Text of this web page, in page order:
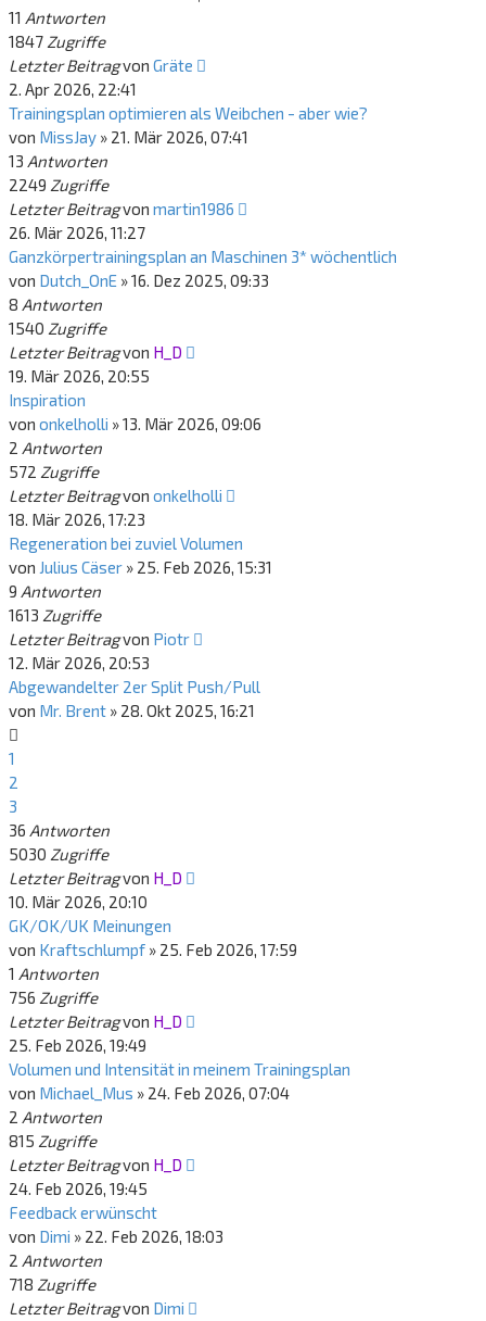
11 Antworten
1847 Zugriffe
Letzter Beitragvon Gräte
2. Apr 2026, 22:41
Trainingsplan optimieren als Weibchen - aber wie?
von MissJay » 21. Mär 2026, 07:41
13 Antworten
2249 Zugriffe
Letzter Beitragvon martin1986
26. Mär 2026, 11:27
Ganzkörpertrainingsplan an Maschinen 3* wöchentlich
von Dutch_OnE »16. Dez 2025, 09:33
8 Antworten
1540 Zugriffe
Letzter Beitragvon H_D
19. Mär 2026, 20:55
Inspiration
von onkelholli »13. Mär 2026, 09:06
2 Antworten
572 Zugriffe
Letzter Beitragvon onkelholli
18. Mär 2026, 17:23
Regeneration bei zuviel Volumen
von Julius Cäser » 25. Feb 2026, 15:31
9 Antworten
1613 Zugriffe
Letzter Beitragvon Piotr
12. Mär 2026, 20:53
Abgewandelter 2er Split Push/Pull
von Mr. Brent » 28. Okt 2025, 16:21
1
2
3
36 Antworten
5030 Zugriffe
Letzter Beitragvon H_D
10. Mär 2026, 20:10
GK/OK/UK Meinungen
von Kraftschlumpf » 25. Feb 2026, 17:59
1 Antworten
756 Zugriffe
Letzter Beitragvon H_D
25. Feb 2026, 19:49
Volumen und Intensität in meinem Trainingsplan
von Michael_Mus » 24. Feb 2026, 07:04
2 Antworten
815 Zugriffe
Letzter Beitragvon H_D
24. Feb 2026, 19:45
Feedback erwünscht
von Dimi » 22. Feb 2026, 18:03
2 Antworten
718 Zugriffe
Letzter Beitragvon Dimi